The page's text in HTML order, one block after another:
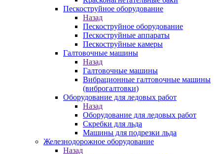
Пескоструйное оборудование
Назад
Пескоструйное оборудование
Пескоструйные аппараты
Пескоструйные камеры
Галтовочные машины
Назад
Галтовочные машины
Вибрационные галтовочные машины
(виброгалтовки)
Оборудование для ледовых работ
Назад
Оборудование для ледовых работ
Скребки для льда
Машины для подрезки льда
Железнодорожное оборудование
Назад